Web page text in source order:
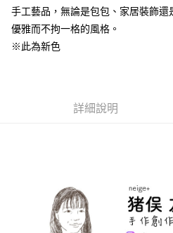
1.分期款項不併入電信帳單，「大哥付你
醒簡訊。
2.透過簡訊連結打開帳單後，可選擇「超
帳／街口支付／iPASS MONEY」等通路繳
買賣價金債權讓與本公司後，依約使用本
【「AFTEE先享後付」結帳流程】
１．於結帳方式選擇「AFTEE先享後付」
結帳頁面，進行簡訊認證並確認金額後，
２．訂單成立數日內，您將收到繳費通知
後付繳納相關費用。
１．透過由恩沛科技股份有限公司提供之
易，需依本服務之必要範圍內提供個人資
權轉讓予恩沛科技股份有限公司。
２．關於個人資料處理事宜，請瀏覽以下
每筆NT$65，滿NT$1,500(含以上)
7-11取貨付款
每筆NT$65，滿NT$1,500(含以上)免
手工藝品，無論是包包、家居裝飾
優雅而不拘一格的風格。
※此為新色
詳細說明